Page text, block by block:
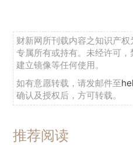
财新网所刊载内容之知识产
专属所有或持有。未经许可
建立镜像等任何使用。
如有意愿转载，请发邮件至
确认及授权后，方可转载。
推荐阅读